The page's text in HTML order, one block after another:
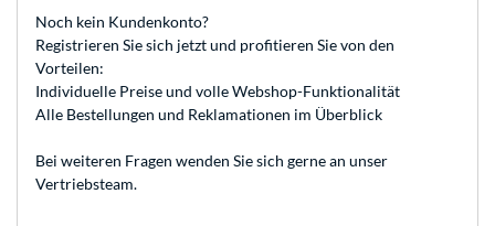
Noch kein Kundenkonto?
Registrieren Sie sich jetzt und profitieren Sie von den
Vorteilen:
Individuelle Preise und volle Webshop-Funktionalität
Alle Bestellungen und Reklamationen im Überblick
Bei weiteren Fragen wenden Sie sich gerne an unser
Vertriebsteam.